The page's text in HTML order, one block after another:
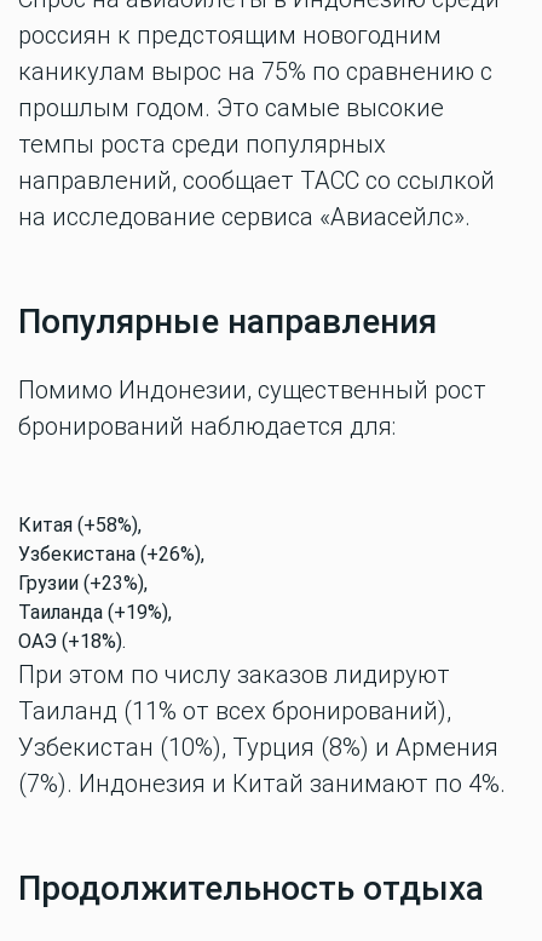
россиян к предстоящим новогодним
каникулам вырос на 75% по сравнению с
прошлым годом. Это самые высокие
темпы роста среди популярных
направлений, сообщает ТАСС со ссылкой
на исследование сервиса «Авиасейлс».
Популярные направления
Помимо Индонезии, существенный рост
бронирований наблюдается для:
Китая (+58%),
Узбекистана (+26%),
Грузии (+23%),
Таиланда (+19%),
ОАЭ (+18%).
При этом по числу заказов лидируют
Таиланд (11% от всех бронирований),
Узбекистан (10%), Турция (8%) и Армения
(7%). Индонезия и Китай занимают по 4%.
Продолжительность отдыха